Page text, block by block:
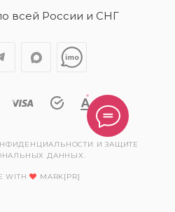
всей России и СНГ
И ЗАЩИТЕ
ДАННЫХ.
WITH MARK[PR]